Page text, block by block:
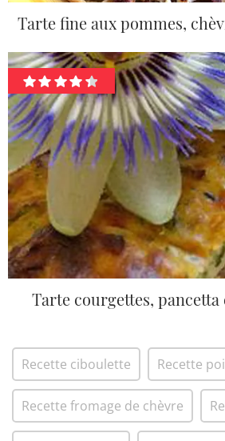
Tarte fine aux pommes,
Tarte courgettes,
Recette ciboulette Recette
Recette fromage de chèvre